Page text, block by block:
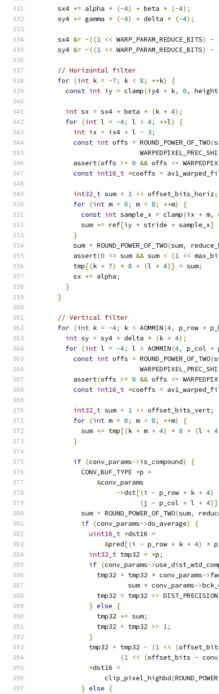
      sx4
+= alpha * (-4) + beta * (-4);
      sy4
+= gamma * (-4) + delta * (-4);
      sx4
&= ~((1 << WARP_PARAM_REDUCE_BITS) -
      sy4
&= ~((1 << WARP_PARAM_REDUCE_BITS) -
// Horizontal filter
for (int k = -7; k < 8; ++k)
{
const int iy = clamp(iy4 + k, 0,
int sx = sx4 + beta * (k + 4);
for (int l = -4; l < 4; ++l)
{
int ix = ix4 + l - 3;
const int offs = ROUND_POWER_OF_TWO(
          assert
(offs >= 0 && offs <=
const int16_t *coeffs =
int32_t sum = 1 << offset_bits_horiz;
for (int m = 0; m < 8; ++m)
{
const int sample_x = clamp(ix + m,
            sum
+= ref[iy * stride + sample_x]
}
          sum
= ROUND_POWER_OF_TWO(sum,
          assert
(0 <= sum && sum < (1 <<
          tmp
[(k + 7) * 8 + (l + 4)] = sum;
          sx
+= alpha;
}
}
// Vertical filter
for (int k = -4; k < AOMMIN(4, p_row +
int sy = sy4 + delta * (k + 4);
for (int l = -4; l < AOMMIN(4, p_col +
const int offs = ROUND_POWER_OF_TWO(
          assert
(offs >= 0 && offs <=
const int16_t *coeffs =
int32_t sum = 1 << offset_bits_vert;
for (int m = 0; m < 8; ++m)
{
            sum
+= tmp[(k + m + 4) * 8 + (l + 4
}
if (conv_params->is_compound)
{
            CONV_BUF_TYPE
*p =
&conv_params
->dst[(i - p_row + k + 4)
(j - p_col + l + 4
            sum
= ROUND_POWER_OF_TWO(sum,
if (conv_params->do_average)
{
uint16_t *dst16 =
&pred[(i - p_row + k + 4) *
int32_t tmp32 = *p;
if (conv_params->
                tmp32
= tmp32 * conv_params->
                        sum
* conv_params->
                tmp32
= tmp32 >>
} else
{
                tmp32
+= sum;
                tmp32
= tmp32 >> 1;
}
              tmp32
= tmp32 - (1 << (
(1 << (offset_bits -
*dst16 =
                  clip_pixel_highbd
(
} else
{